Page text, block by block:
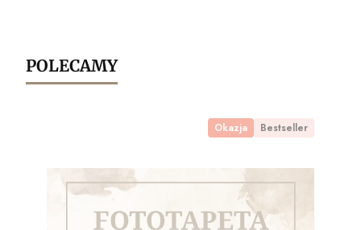
POLECAMY
Okazja Bestseller